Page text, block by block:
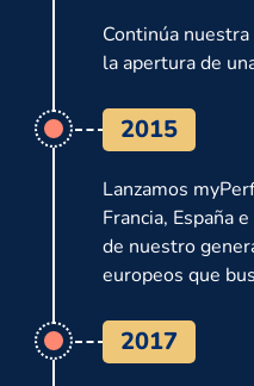
Continúa
la apertura de
2015
Lanzamos
Francia, España
de nuestro
europeos que
2017